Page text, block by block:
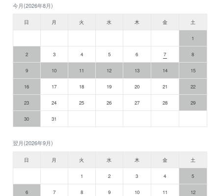
今月(2026年8月)
日 月 火 水 木 金 土
1
2 3 4 5 6 7 8
9 10 11 12 13 14 15
16 17 18 19 20 21 22
23 24 25 26 27 28 29
30 31
翌月(2026年9月)
日 月 火 水 木 金 土
1 2 3 4 5
6 7 8 9 10 11 12